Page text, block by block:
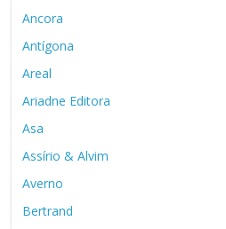
Ancora
Antígona
Areal
Ariadne Editora
Asa
Assírio & Alvim
Averno
Bertrand